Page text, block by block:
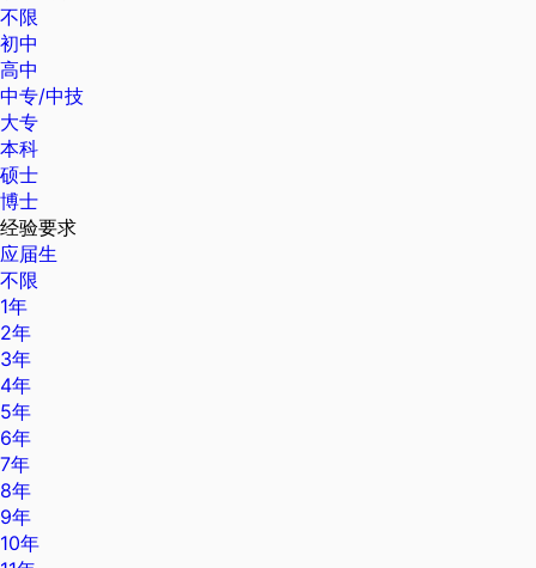
不限
初中
高中
中专/中技
大专
本科
硕士
博士
经验要求
应届生
不限
1年
2年
3年
4年
5年
6年
7年
8年
9年
10年